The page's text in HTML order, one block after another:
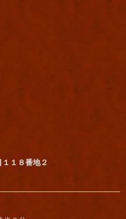
１８番地２